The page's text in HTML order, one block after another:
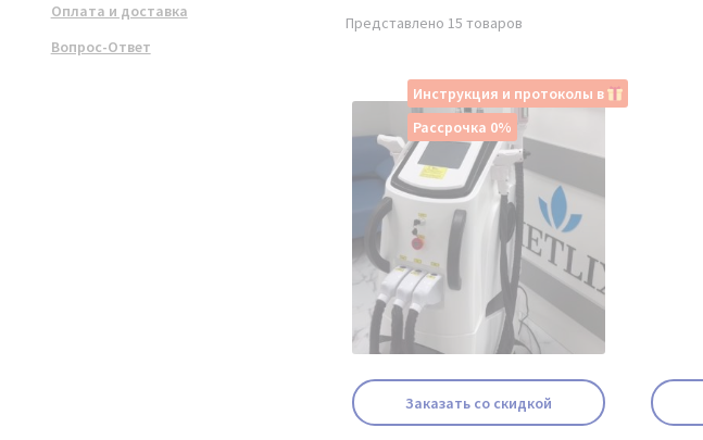
Представлено 15 товаров
Заказать со скидкой
Инструкция и протоколы в
Рассрочка 0%
Оплата и доставка
Вопрос-Ответ